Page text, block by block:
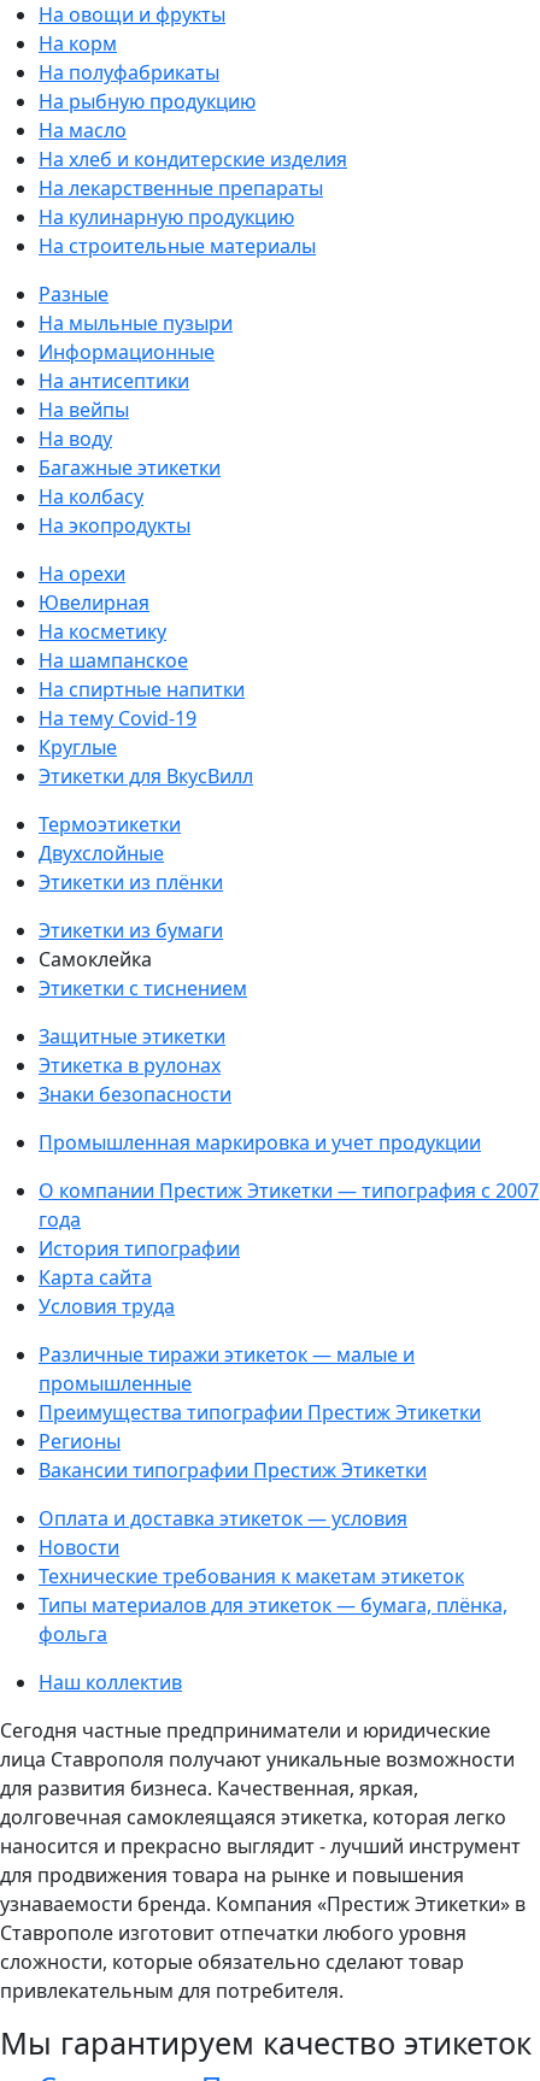
На овощи и фрукты
На корм
На полуфабрикаты
На рыбную продукцию
На масло
На хлеб и кондитерские изделия
На лекарственные препараты
На кулинарную продукцию
На строительные материалы
Разные
На мыльные пузыри
Информационные
На антисептики
На вейпы
На воду
Багажные этикетки
На колбасу
На экопродукты
На орехи
Ювелирная
На косметику
На шампанское
На спиртные напитки
На тему Covid-19
Круглые
Этикетки для ВкусВилл
Термоэтикетки
Двухслойные
Этикетки из плёнки
Этикетки из бумаги
Самоклейка
Этикетки с тиснением
Защитные этикетки
Этикетка в рулонах
Знаки безопасности
Промышленная маркировка и учет продукции
О компании Престиж Этикетки — типография с 2007
года
История типографии
Карта сайта
Условия труда
Различные тиражи этикеток — малые и
промышленные
Преимущества типографии Престиж Этикетки
Регионы
Вакансии типографии Престиж Этикетки
Оплата и доставка этикеток — условия
Новости
Технические требования к макетам этикеток
Типы материалов для этикеток — бумага, плёнка,
фольга
Наш коллектив
Сегодня частные предприниматели и юридические
лица Ставрополя получают уникальные возможности
для развития бизнеса. Качественная, яркая,
долговечная самоклеящаяся этикетка, которая легко
наносится и прекрасно выглядит - лучший инструмент
для продвижения товара на рынке и повышения
узнаваемости бренда. Компания «Престиж Этикетки» в
Ставрополе изготовит отпечатки любого уровня
сложности, которые обязательно сделают товар
привлекательным для потребителя.
Мы гарантируем качество этикеток